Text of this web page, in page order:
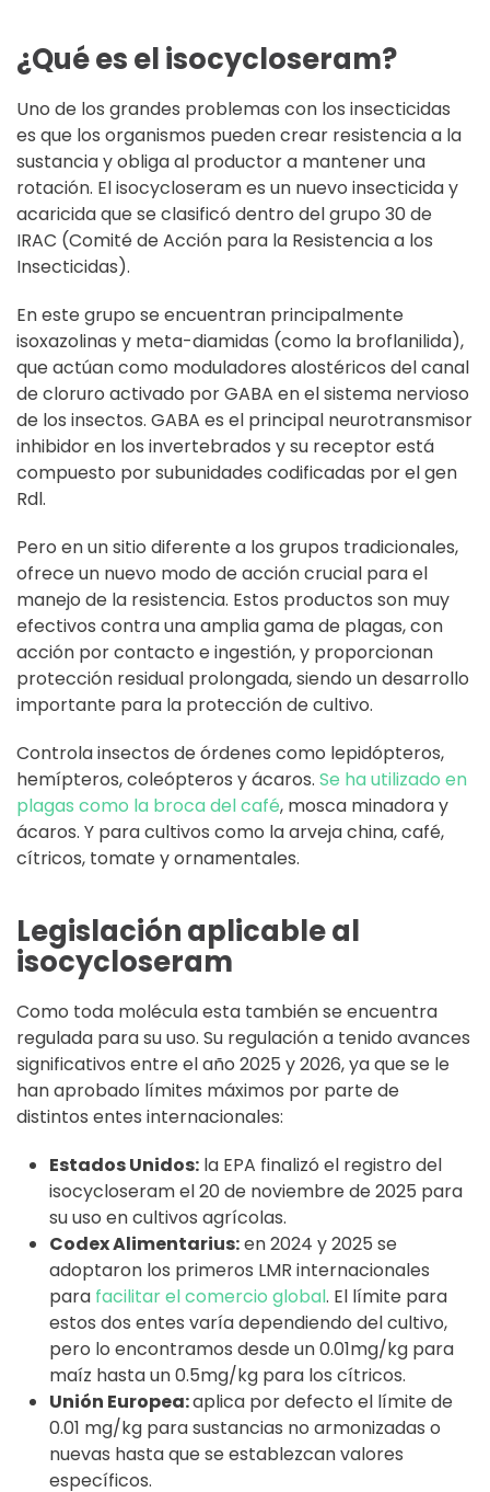
¿Qué es el isocycloseram?
Uno de los grandes problemas con los insecticidas
es que los organismos pueden crear resistencia a la
sustancia y obliga al productor a mantener una
rotación. El isocycloseram es un nuevo insecticida y
acaricida que se clasificó dentro del grupo 30 de
IRAC (Comité de Acción para la Resistencia a los
Insecticidas).
En este grupo se encuentran principalmente
isoxazolinas y meta-diamidas (como la broflanilida),
que actúan como moduladores alostéricos del canal
de cloruro activado por GABA en el sistema nervioso
de los insectos. GABA es el principal neurotransmisor
inhibidor en los invertebrados y su receptor está
compuesto por subunidades codificadas por el gen
Rdl.
Pero en un sitio diferente a los grupos tradicionales,
ofrece un nuevo modo de acción crucial para el
manejo de la resistencia. Estos productos son muy
efectivos contra una amplia gama de plagas, con
acción por contacto e ingestión, y proporcionan
protección residual prolongada, siendo un desarrollo
importante para la protección de cultivo.
Controla insectos de órdenes como lepidópteros,
hemípteros, coleópteros y ácaros. Se ha utilizado en
plagas como la broca del café, mosca minadora y
ácaros. Y para cultivos como la arveja china, café,
cítricos, tomate y ornamentales.
Legislación aplicable al
isocycloseram
Como toda molécula esta también se encuentra
regulada para su uso. Su regulación a tenido avances
significativos entre el año 2025 y 2026, ya que se le
han aprobado límites máximos por parte de
distintos entes internacionales:
Estados Unidos: la EPA finalizó el registro del
isocycloseram el 20 de noviembre de 2025 para
su uso en cultivos agrícolas.
Codex Alimentarius:en 2024 y 2025 se
adoptaron los primeros LMR internacionales
para facilitar el comercio global. El límite para
estos dos entes varía dependiendo del cultivo,
pero lo encontramos desde un 0.01mg/kg para
maíz hasta un 0.5mg/kg para los cítricos.
Unión Europea:aplica por defecto el límite de
0.01 mg/kg para sustancias no armonizadas o
nuevas hasta que se establezcan valores
específicos.